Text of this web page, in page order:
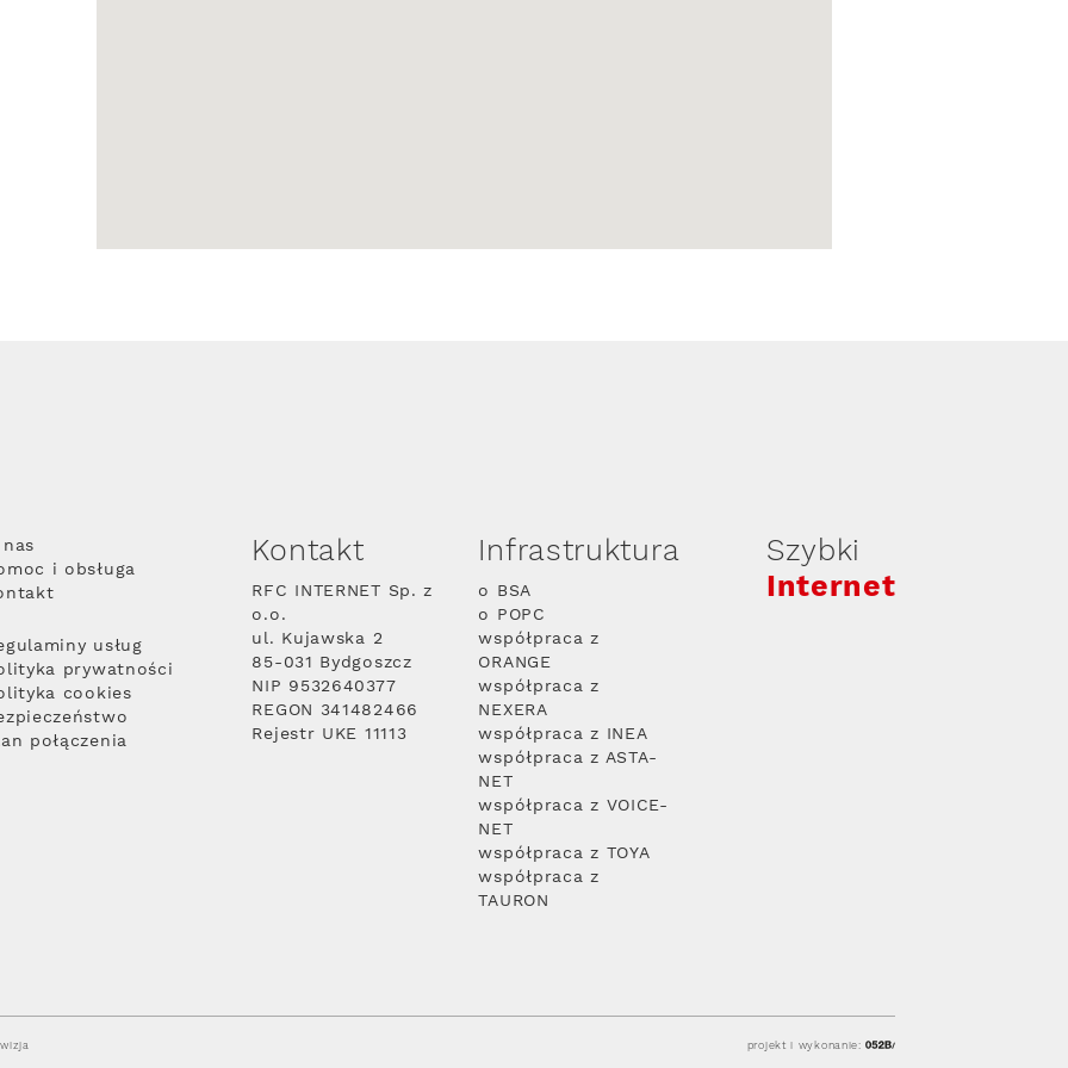
i obsługa
usług
prywatności
cookies
połączenia
Kontakt
RFC INTERNET Sp. z
o.o.
ul. Kujawska 2
85-031 Bydgoszcz
NIP 9532640377
REGON 341482466
Rejestr UKE 11113
Infrastruktura
o BSA
o POPC
współpraca z
ORANGE
współpraca z
NEXERA
współpraca z INEA
współpraca z ASTA-
NET
współpraca z VOICE-
NET
współpraca z TOYA
współpraca z
TAURON
Szybki
Internet
projekt i wykonanie: